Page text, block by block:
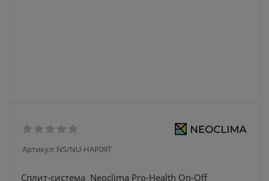
Артикул: NS/NU-HAP09T
Сплит-система Neoclima Pro-Health On-Off